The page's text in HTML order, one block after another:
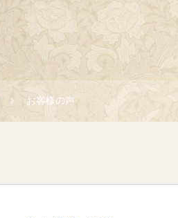
お客様の声